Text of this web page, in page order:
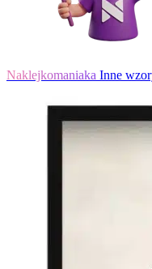
Naklejkomaniaka Inne